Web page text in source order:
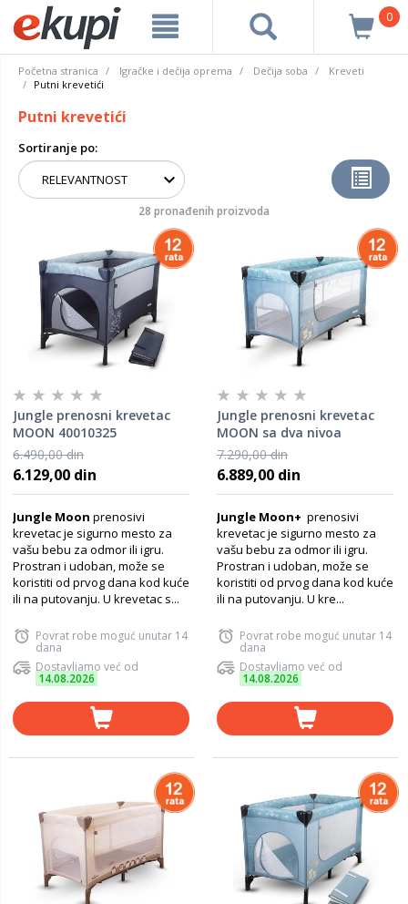
0
Početna stranica Igračke i dečija oprema Dečija soba
Kreveti
Putni krevetići
Putni krevetići
Sortiranje po:
28 pronađenih proizvoda
Jungle prenosni krevetac
MOON 40010325
6.490,00 din
6.129,00 din
Jungle Moon prenosivi
krevetac je sigurno mesto za
vašu bebu za odmor ili igru.
Prostran i udoban, može se
koristiti od prvog dana kod kuće
ili na putovanju. U krevetac s...
Povrat robe moguć unutar 14
dana
Dostavljamo već od
14.08.2026
Jungle prenosni krevetac
MOON sa dva nivoa
40010333
7.290,00 din
6.889,00 din
Jungle Moon+ prenosivi
krevetac je sigurno mesto za
vašu bebu za odmor ili igru.
Prostran i udoban, može se
koristiti od prvog dana kod kuće
ili na putovanju. U kre...
Povrat robe moguć unutar 14
dana
Dostavljamo već od
14.08.2026